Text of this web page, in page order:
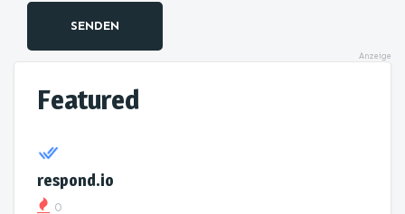
SENDEN
Anzeige
Featured
respond.io
0